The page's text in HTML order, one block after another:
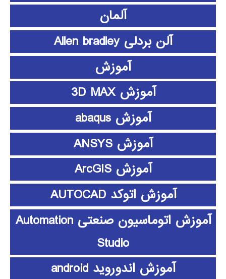
آلمان
آلن بردلی Allen bradley
آموزش
آموزش 3D MAX
آموزش abaqus
آموزش ANSYS
آموزش ArcGIS
آموزش اتوکد AUTOCAD
آموزش اتوماسیون صنعتی Automation
Studio
آموزش اندوروید android